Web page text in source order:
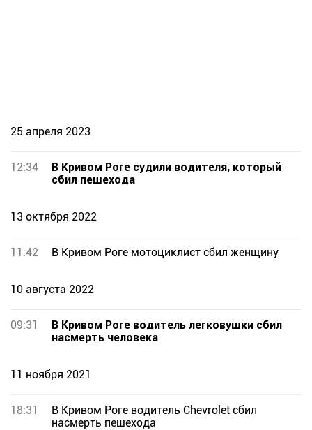
25 апреля 2023
12:34
В Кривом Роге судили водителя, который
сбил пешехода
13 октября 2022
11:42 В Кривом Роге мотоциклист сбил женщину
10 августа 2022
09:31
В Кривом Роге водитель легковушки сбил
насмерть человека
11 ноября 2021
18:31
В Кривом Роге водитель Chevrolet сбил
насмерть пешехода